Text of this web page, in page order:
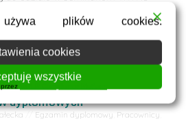
wydarzenia. Seminarium
technologiom
aspektom pracy w
dyplomowych
Egzamin dyplomowy Pracownicy
plików cookies.
cookies
wszystkie
WPLP Compliance Platform